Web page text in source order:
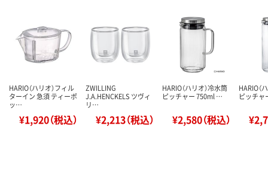
HARIO（ハリオ）フィル
ターイン 急須 ティーポ
ッ…
¥1,920（税込）
ZWILLING
J.A.HENCKELS ツヴィ
リ…
¥2,213（税込）
HARIO（ハリオ）冷水筒
ピッチャー 750ml …
¥2,580（税込）
HARIO（
ピッチ